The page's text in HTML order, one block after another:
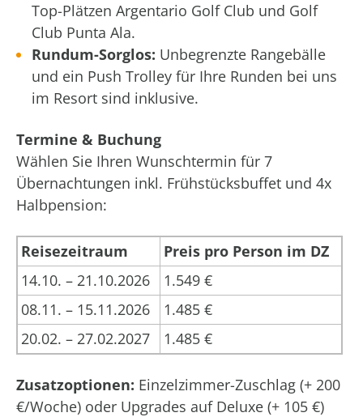
Top-Plätzen Argentario Golf Club und Golf
Club Punta Ala.
Rundum-Sorglos: Unbegrenzte Rangebälle
und ein Push Trolley für Ihre Runden bei uns
im Resort sind inklusive.
Termine & Buchung
Wählen Sie Ihren Wunschtermin für 7
Übernachtungen inkl. Frühstücksbuffet und 4x
Halbpension:
Reisezeitraum
Preis pro Person im DZ
14.10. – 21.10.2026
1.549 €
08.11. – 15.11.2026
1.485 €
20.02. – 27.02.2027
1.485 €
Zusatzoptionen: Einzelzimmer-Zuschlag (+ 200
€/Woche) oder Upgrades auf Deluxe (+ 105 €)